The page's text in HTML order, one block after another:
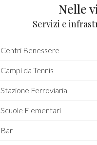
Nelle
Servizi e
Centri Benessere
Campi da Tennis
Stazione Ferroviaria
Scuole Elementari
Bar